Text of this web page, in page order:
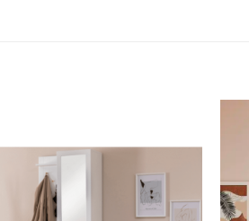
Zur
hinzufügen